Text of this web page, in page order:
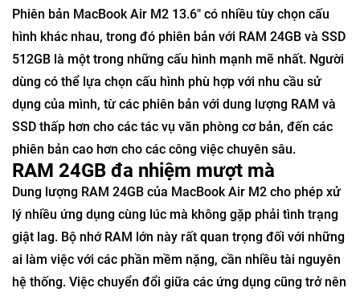
Phiên bản MacBook Air M2 13.6" có nhiều tùy chọn cấu
hình khác nhau, trong đó phiên bản với RAM 24GB và SSD
512GB là một trong những cấu hình mạnh mẽ nhất. Người
dùng có thể lựa chọn cấu hình phù hợp với nhu cầu sử
dụng của mình, từ các phiên bản với dung lượng RAM và
SSD thấp hơn cho các tác vụ văn phòng cơ bản, đến các
phiên bản cao hơn cho các công việc chuyên sâu.
RAM 24GB đa nhiệm mượt mà
Dung lượng RAM 24GB của MacBook Air M2 cho phép xử
lý nhiều ứng dụng cùng lúc mà không gặp phải tình trạng
giật lag. Bộ nhớ RAM lớn này rất quan trọng đối với những
ai làm việc với các phần mềm nặng, cần nhiều tài nguyên
hệ thống. Việc chuyển đổi giữa các ứng dụng cũng trở nên